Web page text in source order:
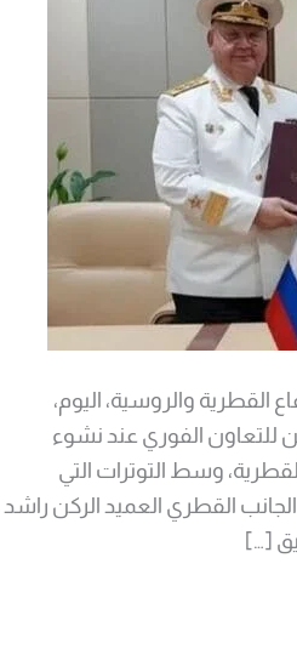
والروسية، اليوم،
للتعاون الفوري عند نشوء
وسط التوترات التي
القطري العميد الركن راشد
[…]